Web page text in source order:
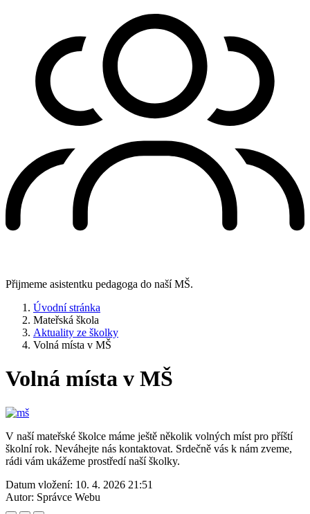
Přijmeme asistentku pedagoga do naší MŠ.
Úvodní stránka
Mateřská škola
Aktuality ze školky
Volná místa v MŠ
Volná místa v MŠ
V naší mateřské školce máme ještě několik volných míst pro příští
školní rok. Neváhejte nás kontaktovat. Srdečně vás k nám zveme,
rádi vám ukážeme prostředí naší školky.
Datum vložení: 10. 4. 2026 21:51
Autor: Správce Webu